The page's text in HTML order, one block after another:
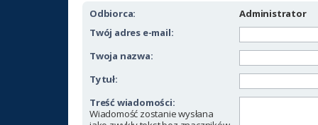
Odbiorca:
Administrator
Twój adres e-mail:
Twoja nazwa:
Tytuł:
Treść wiadomości:
Wiadomość zostanie wysłana